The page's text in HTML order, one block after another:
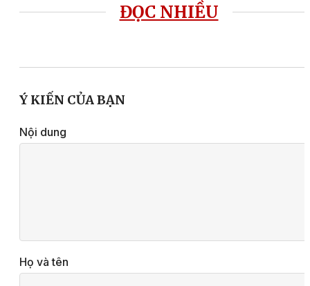
ĐỌC NHIỀU
Ý KIẾN CỦA BẠN
Nội dung
Họ và tên